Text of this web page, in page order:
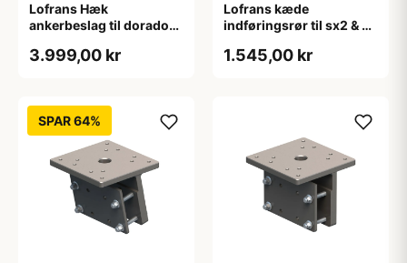
Lofrans Hæk
ankerbeslag til dorado
3.999,00 kr
Lofrans kæde
indføringsrør til sx2 & 3
1.545,00 kr
SPAR 64%